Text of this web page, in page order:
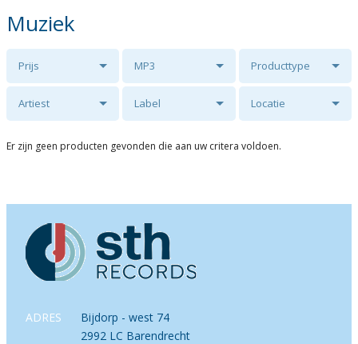
Muziek
Prijs MP3 Producttype
Artiest Label Locatie
Er zijn geen producten gevonden die aan uw critera voldoen.
ADRES
Bijdorp - west 74
2992 LC Barendrecht